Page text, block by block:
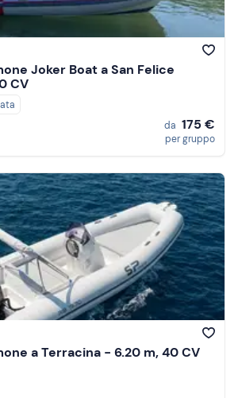
Joker Boat a San Felice
CV
da 175 €
per gruppo
a Terracina - 6.20 m, 40 CV